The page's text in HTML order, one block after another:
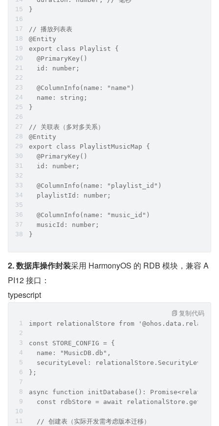
}
// 播放列表表
@Entity
export class Playlist {
  @PrimaryKey()
  id: number;
  @ColumnInfo(name: "name")
  name: string;
}
// 关联表（多对多关系）
@Entity
export class PlaylistMusicMap {
  @PrimaryKey()
  id: number;
  @ColumnInfo(name: "playlist_id")
  playlistId: number;
  @ColumnInfo(name: "music_id")
  musicId: number;
}
2. 数据库操作封装采用 HarmonyOS 的 RDB 模块，兼容 A
PI12 接口：
typescript
import relationalStore from
const STORE_CONFIG = {
  name: "MusicDB.db",
securityLevel:
};
async function initDatabase():
const rdbStore = await
  // 创建表（实际开发需考虑版本迁移）
复制代码